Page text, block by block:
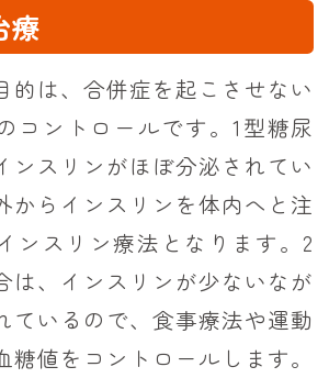
療
的は、合併症を起こさせない
コントロールです。1型糖尿
ンスリンがほぼ分泌されてい
からインスリンを体内へと注
ンスリン療法となります。2
は、インスリンが少ないなが
ているので、食事療法や運動
値をコントロールします。